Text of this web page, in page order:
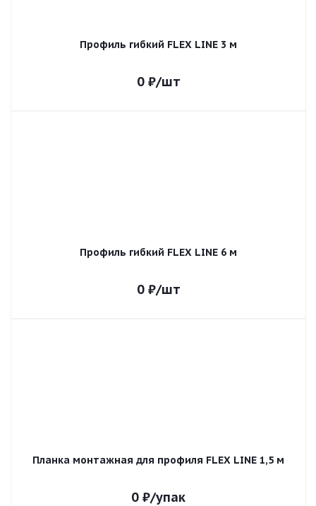
Профиль гибкий FLEX LINE 3 м
0₽/шт
Профиль гибкий FLEX LINE 6 м
0₽/шт
Планка монтажная для профиля FLEX LINE 1,5 м
0 ₽/упак